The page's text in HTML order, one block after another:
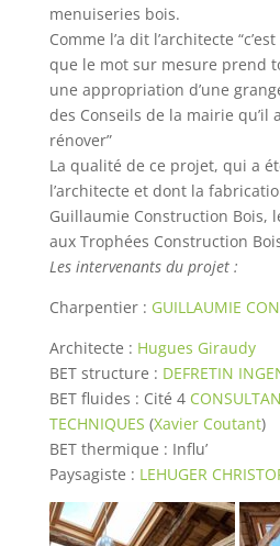
menuiseries bois.
Comme l’a dit l’architecte
que le mot sur mesure prend
une appropriation d’une
des Conseils de la mairie
rénover”
La qualité de ce projet, qui a
l’architecte et dont la
Guillaumie Construction Bois,
aux Trophées Construction
Les intervenants du projet :
Charpentier : GUILLAUMIE
Architecte : Hugues Giraudy
BET structure : DEFRETIN
BET fluides : Cité 4
TECHNIQUES (Xavier Coutant)
BET thermique : Influ’
Paysagiste : LEHUGER